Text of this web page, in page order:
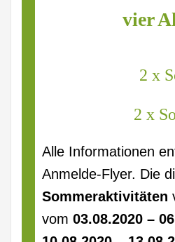
vier
2 x
2 x
Alle Informationen
Anmelde-Flyer. Die
Sommeraktivitäten
vom 03.08.2020 –